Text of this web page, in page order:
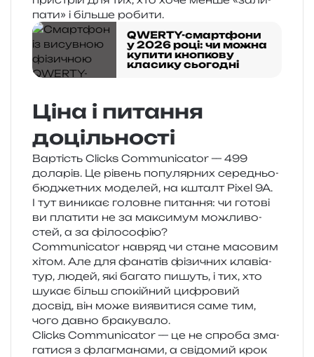
па­ти» і біль­ше робити.
QWERTY-смартфони
у 2026 році: чи можна
купити кнопкову
класику сьогодні
Ціна і питання
доцільності
Вартість Clicks Communicator — 499
дола­рів. Це рівень попу­ляр­них сере­дньо­
бю­дже­тних моде­лей, на кшталт Pixel 9A.
І тут вини­кає голов­не пита­н­ня: чи гото­ві
ви пла­ти­ти не за макси­мум можли­во­
стей, а за філософію?
Communicator навряд чи стане масо­вим
хітом. Але для фана­тів фізи­чних кла­віа­
тур, людей, які бага­то пишуть, і тих, хто
шукає більш спо­кій­ний цифро­вий
досвід, він може вияви­ти­ся саме тим,
чого давно бракувало.
Clicks Communicator — це не спро­ба зма­
га­ти­ся з фла­гма­на­ми, а сві­до­мий крок